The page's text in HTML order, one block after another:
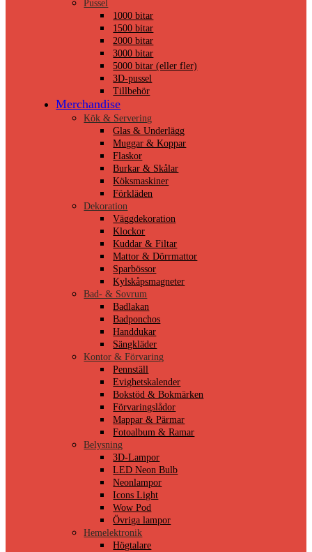
Pussel
1000 bitar
1500 bitar
2000 bitar
3000 bitar
5000 bitar (eller fler)
3D-pussel
Tillbehör
Merchandise
Kök & Servering
Glas & Underlägg
Muggar & Koppar
Flaskor
Burkar & Skålar
Köksmaskiner
Förkläden
Dekoration
Väggdekoration
Klockor
Kuddar & Filtar
Mattor & Dörrmattor
Sparbössor
Kylskåpsmagneter
Bad- & Sovrum
Badlakan
Badponchos
Handdukar
Sängkläder
Kontor & Förvaring
Pennställ
Evighetskalender
Bokstöd & Bokmärken
Förvaringslådor
Mappar & Pärmar
Fotoalbum & Ramar
Belysning
3D-Lampor
LED Neon Bulb
Neonlampor
Icons Light
Wow Pod
Övriga lampor
Hemelektronik
Högtalare